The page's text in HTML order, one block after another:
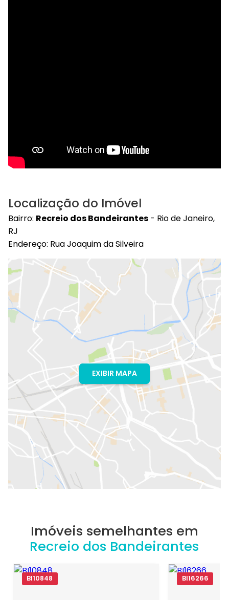
Localização do Imóvel
Bairro: Recreio dos Bandeirantes - Rio de Janeiro,
RJ
Endereço: Rua Joaquim da Silveira
EXIBIR MAPA
Imóveis semelhantes em
Recreio dos Bandeirantes
BI10848 BI16266